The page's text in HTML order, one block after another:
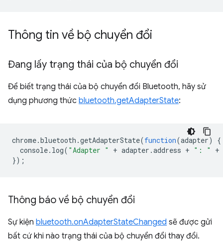
Thông tin về bộ chuyển đổi
Đang lấy trạng thái của bộ chuyển đổi
Để biết trạng thái của bộ chuyển đổi Bluetooth, hãy sử
dụng phương thức bluetooth.getAdapterState:
chrome.bluetooth .getAdapterState(function(adapter)
{
console. log( "Adapter " + adapter .address + ": "
+
});
Thông báo về bộ chuyển đổi
Sự kiện bluetooth.onAdapterStateChanged sẽ được gửi
bất cứ khi nào trạng thái của bộ chuyển đổi thay đổi.